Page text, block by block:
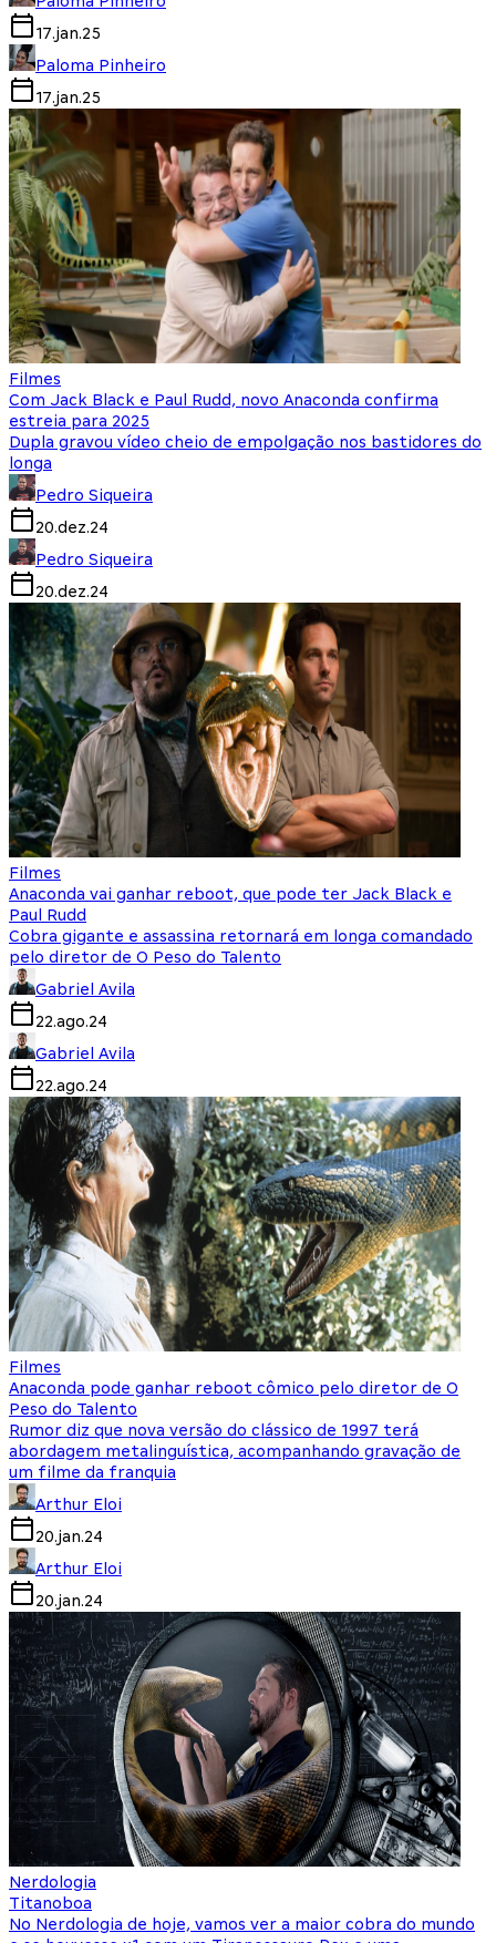
17.jan.25
Paloma Pinheiro
17.jan.25
Filmes
Com Jack Black e Paul Rudd, novo Anaconda confirma
estreia para 2025
Dupla gravou vídeo cheio de empolgação nos bastidores do
longa
Pedro Siqueira
20.dez.24
Pedro Siqueira
20.dez.24
Filmes
Anaconda vai ganhar reboot, que pode ter Jack Black e
Paul Rudd
Cobra gigante e assassina retornará em longa comandado
pelo diretor de O Peso do Talento
Gabriel Avila
22.ago.24
Gabriel Avila
22.ago.24
Filmes
Anaconda pode ganhar reboot cômico pelo diretor de O
Peso do Talento
Rumor diz que nova versão do clássico de 1997 terá
abordagem metalinguística, acompanhando gravação de
um filme da franquia
Arthur Eloi
20.jan.24
Arthur Eloi
20.jan.24
Nerdologia
Titanoboa
No Nerdologia de hoje, vamos ver a maior cobra do mundo